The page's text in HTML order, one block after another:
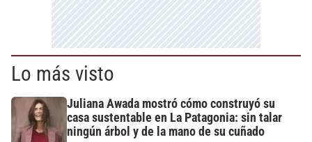
Lo más visto
Juliana Awada mostró cómo construyó su
casa sustentable en La Patagonia: sin talar
ningún árbol y de la mano de su cuñado